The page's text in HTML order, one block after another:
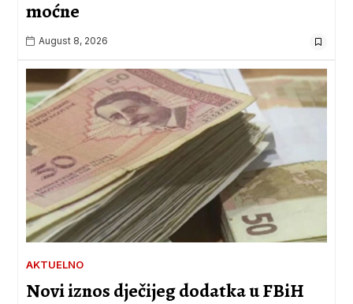
moćne
August 8, 2026
AKTUELNO
Novi iznos dječijeg dodatka u FBiH